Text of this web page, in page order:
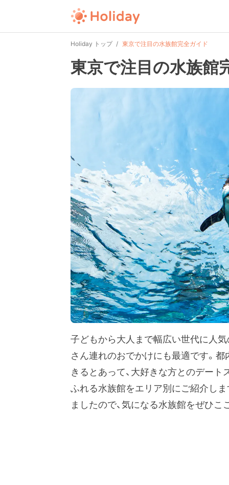
Holiday トップ 東京で注目の水族館完全ガイド
東京で注目の水族館
子どもから大人まで幅広い世代に人気
さん連れのおでかけにも最適です。
きるとあって、大好きな方とのデー
ふれる水族館をエリア別にご紹介し
ましたので、気になる水族館をぜひこ